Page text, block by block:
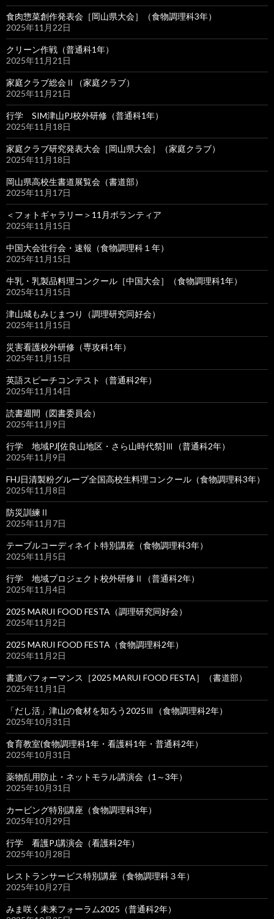
食肉惣菜創作発表会［岡山県大会］（食物調理科3年）
2025年11月22日
クリーン作戦（普通科1年）
2025年11月21日
家庭クラブ総会Ⅱ（家庭クラブ）
2025年11月21日
行学 SIM津山PJ校外研修（普通科1年）
2025年11月18日
家庭クラブ研究発表大会［岡山県大会］（家庭クラブ）
2025年11月18日
岡山県高校生書道展覧会（書道部）
2025年11月17日
＜フォトギャラリー＞11月ボランティア
2025年11月15日
中国大会壮行会・速報（食物調理科１年）
2025年11月15日
牛乳・乳製品料理コンクール［中国大会］（食物調理科1年）
2025年11月15日
津山城もみじまつり（調理研究同好会）
2025年11月15日
災害看護校外研修（専攻科1年）
2025年11月15日
英語スピーチコンテスト（普通科2年）
2025年11月14日
読書週間（図書委員会）
2025年11月9日
行学 地域PJ[佐良山地区・さら山時代祭]Ⅲ（普通科2年）
2025年11月9日
FHJ日清製粉グループ全国高校生料理コンクール（食物調理科3年）
2025年11月8日
防災訓練Ⅱ
2025年11月7日
テーブルコーディネイト特別講座（食物調理科3年）
2025年11月5日
行学 地域プロジェクト校外研修Ⅱ（普通科2年）
2025年11月4日
2025 MARUI FOOD FESTA（調理研究同好会）
2025年11月2日
2025 MARUI FOOD FESTA（食物調理科2年）
2025年11月2日
書道パフォーマンス［2025 MARUI FOOD FESTA］（書道部）
2025年11月1日
「だし活」津山の食材を知ろう2025Ⅲ（食物調理科2年）
2025年10月31日
食育教室(食物調理科1年・看護科1年・普通科2年）
2025年10月31日
薬物乱用防止・ネットモラル講演会（1～3年）
2025年10月31日
カービング特別講座（食物調理科3年）
2025年10月29日
行学 看護PJ講演会（看護科2年）
2025年10月28日
レストランサービス特別講座（食物調理科３年）
2025年10月27日
みま咲く未来フォーラム2025（普通科2年）